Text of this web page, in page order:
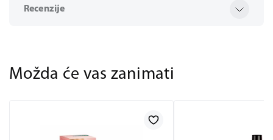
Recenzije
Možda će vas zanimati